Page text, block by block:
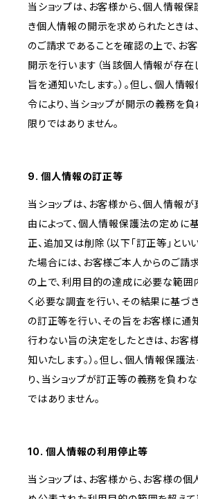
当ショップは、お客様から、個人情報
き個人情報の開示を求められたときは
のご請求であることを確認の上で、お
開示を行います（当該個人情報が存在
旨を通知いたします。）。但し、個人情
令により、当ショップが開示の義務を
限りではありません。
9. 個人情報の訂正等
当ショップは、お客様から、個人情報
由によって、個人情報保護法の定めに
正、追加又は削除（以下「訂正等」とい
た場合には、お客様ご本人からのご請
の上で、利用目的の達成に必要な範囲
く必要な調査を行い、その結果に基づ
の訂正等を行い、その旨をお客様に通
行わない旨の決定をしたときは、お客
知いたします。）。但し、個人情報保護
り、当ショップが訂正等の義務を負わ
ではありません。
10. 個人情報の利用停止等
当ショップは、お客様から、お客様の個